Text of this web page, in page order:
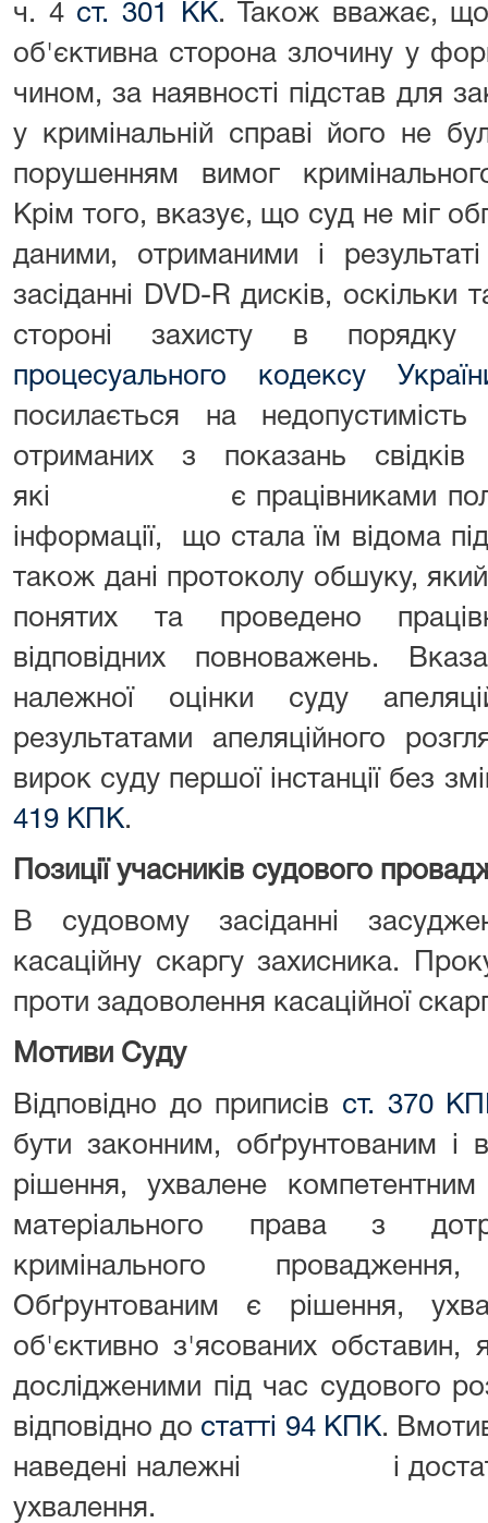
ч. 4 ст. 301 КК. Також вважає,
об'єктивна сторона злочину у
чином, за наявності підстав для
у кримінальній справі його не
порушенням вимог
Крім того, вказує, що суд не міг
даними, отриманими і
засіданні DVD-R дисків, оскільки
стороні захисту в
процесуального кодексу
посилається на
отриманих з показань
які є працівниками поліції
інформації, що стала їм відома
також дані протоколу обшуку,
понятих та проведено
відповідних повноважень.
належної оцінки суду
результатами апеляційного
вирок суду першої інстанції без
419 КПК.
Позиції учасників судового
В судовому засіданні
касаційну скаргу захисника.
проти задоволення касаційної
Мотиви Суду
Відповідно до приписів ст. 370
бути законним, обґрунтованим і
рішення, ухвалене
матеріального права з
кримінального
Обґрунтованим є рішення,
об'єктивно з'ясованих обставин,
дослідженими під час судового
відповідно до статті 94 КПК.
наведені належні і достатні
ухвалення.